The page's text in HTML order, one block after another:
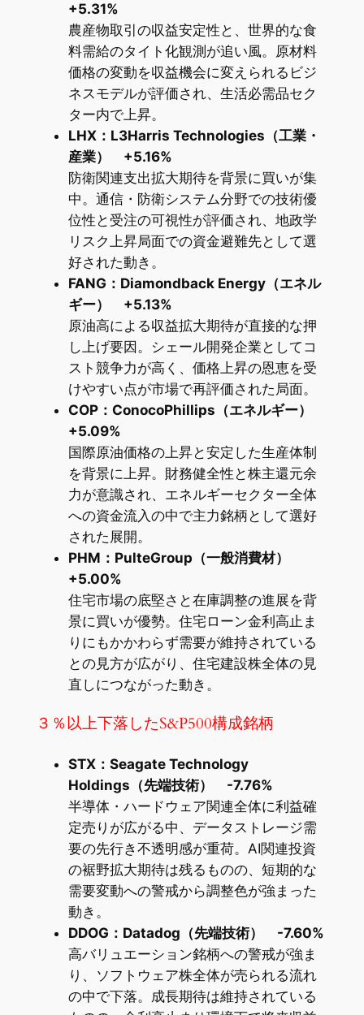
+5.31%
農産物取引の収益安定性と、世界的な食
料需給のタイト化観測が追い風。原材料
価格の変動を収益機会に変えられるビジ
ネスモデルが評価され、生活必需品セク
ター内で上昇。
LHX：L3Harris Technologies（工業・
産業） +5.16%
防衛関連支出拡大期待を背景に買いが集
中。通信・防衛システム分野での技術優
位性と受注の可視性が評価され、地政学
リスク上昇局面での資金避難先として選
好された動き。
FANG：Diamondback Energy（エネル
ギー） +5.13%
原油高による収益拡大期待が直接的な押
し上げ要因。シェール開発企業としてコ
スト競争力が高く、価格上昇の恩恵を受
けやすい点が市場で再評価された局面。
COP：ConocoPhillips（エネルギー）
+5.09%
国際原油価格の上昇と安定した生産体制
を背景に上昇。財務健全性と株主還元余
力が意識され、エネルギーセクター全体
への資金流入の中で主力銘柄として選好
された展開。
PHM：PulteGroup（一般消費材）
+5.00%
住宅市場の底堅さと在庫調整の進展を背
景に買いが優勢。住宅ローン金利高止ま
りにもかかわらず需要が維持されている
との見方が広がり、住宅建設株全体の見
直しにつながった動き。
３％以上下落したS&P500構成銘柄
STX：Seagate Technology
Holdings（先端技術） -7.76%
半導体・ハードウェア関連全体に利益確
定売りが広がる中、データストレージ需
要の先行き不透明感が重荷。AI関連投資
の裾野拡大期待は残るものの、短期的な
需要変動への警戒から調整色が強まった
動き。
DDOG：Datadog（先端技術） -7.60%
高バリュエーション銘柄への警戒が強ま
り、ソフトウェア株全体が売られる流れ
の中で下落。成長期待は維持されている